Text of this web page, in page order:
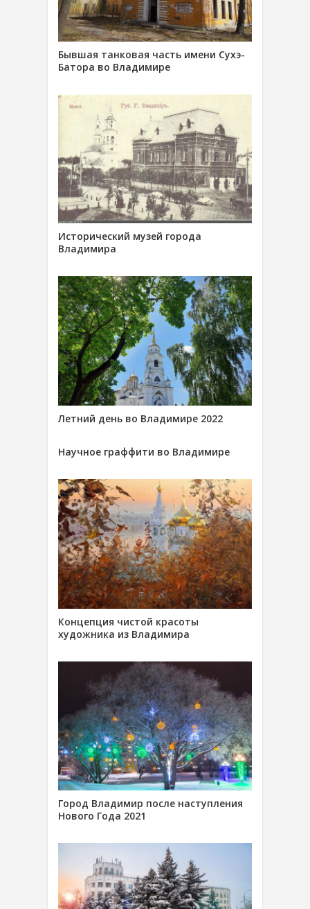
Бывшая танковая часть имени Сухэ-
Батора во Владимире
Исторический музей города
Владимира
Летний день во Владимире 2022
Научное граффити во Владимире
Концепция чистой красоты
художника из Владимира
Город Владимир после наступления
Нового Года 2021